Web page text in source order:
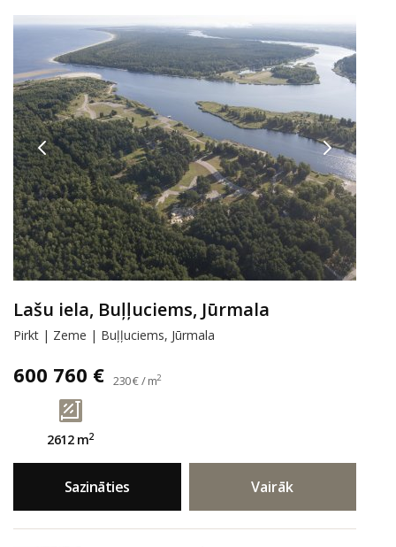
Lašu iela, Buļļuciems, Jūrmala
Pirkt | Zeme | Buļļuciems, Jūrmala
600 760 € 230 € / m2
2612 m2
Sazināties Vairāk